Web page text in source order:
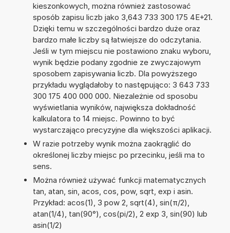
kieszonkowych, można również zastosować
sposób zapisu liczb jako 3,643 733 300 175 4E+21.
Dzięki temu w szczególności bardzo duże oraz
bardzo małe liczby są łatwiejsze do odczytania.
Jeśli w tym miejscu nie postawiono znaku wyboru,
wynik będzie podany zgodnie ze zwyczajowym
sposobem zapisywania liczb. Dla powyższego
przykładu wyglądałoby to następująco: 3 643 733
300 175 400 000 000. Niezależnie od sposobu
wyświetlania wyników, największa dokładność
kalkulatora to 14 miejsc. Powinno to być
wystarczająco precyzyjne dla większości aplikacji.
W razie potrzeby wynik można zaokrąglić do
określonej liczby miejsc po przecinku, jeśli ma to
sens.
Można również używać funkcji matematycznych
tan, atan, sin, acos, cos, pow, sqrt, exp i asin.
Przykład: acos(1), 3 pow 2, sqrt(4), sin(π/2),
atan(1/4), tan(90°), cos(pi/2), 2 exp 3, sin(90) lub
asin(1/2)